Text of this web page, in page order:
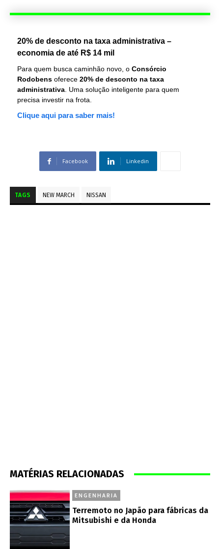
20% de desconto na taxa administrativa –
economia de até R$ 14 mil
Para quem busca caminhão novo, o Consórcio
Rodobens oferece 20% de desconto na taxa
administrativa . Uma solução inteligente para quem
precisa investir na frota.
Clique aqui para saber mais!
Facebook Linkedin
TAGS NEW MARCH NISSAN
MATÉRIAS RELACIONADAS
ENGENHARIA
Terremoto no Japão para fábricas da
Mitsubishi e da Honda